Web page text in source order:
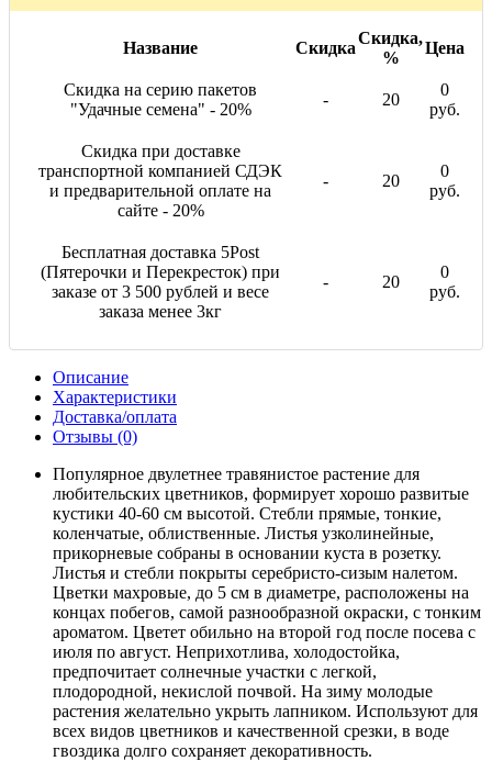
Название Скидка
Скидка,
%
Цена
Скидка на серию пакетов
"Удачные семена" - 20%
- 20
0
руб.
Скидка при доставке
транспортной компанией СДЭК
и предварительной оплате на
сайте - 20%
- 20
0
руб.
Бесплатная доставка 5Post
(Пятерочки и Перекресток) при
заказе от 3 500 рублей и весе
заказа менее 3кг
- 20
0
руб.
Описание
Характеристики
Доставка/оплата
Отзывы (0)
Популярное двулетнее травянистое растение для
любительских цветников, формирует хорошо развитые
кустики 40-60 см высотой. Стебли прямые, тонкие,
коленчатые, облиственные. Листья узколинейные,
прикорневые собраны в основании куста в розетку.
Листья и стебли покрыты серебристо-сизым налетом.
Цветки махровые, до 5 см в диаметре, расположены на
концах побегов, самой разнообразной окраски, с тонким
ароматом. Цветет обильно на второй год после посева с
июля по август. Неприхотлива, холодостойка,
предпочитает солнечные участки с легкой,
плодородной, некислой почвой. На зиму молодые
растения желательно укрыть лапником. Используют для
всех видов цветников и качественной срезки, в воде
гвоздика долго сохраняет декоративность.